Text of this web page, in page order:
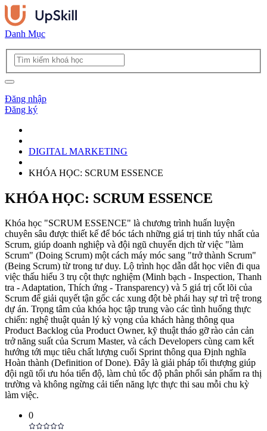
Danh Mục
Đăng nhập
Đăng ký
DIGITAL MARKETING
KHÓA HỌC: SCRUM ESSENCE
KHÓA HỌC: SCRUM ESSENCE
Khóa học "SCRUM ESSENCE" là chương trình huấn luyện
chuyên sâu được thiết kế để bóc tách những giá trị tinh túy nhất của
Scrum, giúp doanh nghiệp và đội ngũ chuyển dịch từ việc "làm
Scrum" (Doing Scrum) một cách máy móc sang "trở thành Scrum"
(Being Scrum) từ trong tư duy. Lộ trình học dẫn dắt học viên đi qua
việc thấu hiểu 3 trụ cột thực nghiệm (Minh bạch - Inspection, Thanh
tra - Adaptation, Thích ứng - Transparency) và 5 giá trị cốt lõi của
Scrum để giải quyết tận gốc các xung đột bè phái hay sự trì trệ trong
dự án. Trọng tâm của khóa học tập trung vào các tình huống thực
chiến: nghệ thuật quản lý kỳ vọng của khách hàng thông qua
Product Backlog của Product Owner, kỹ thuật tháo gỡ rào cản cản
trở năng suất của Scrum Master, và cách Developers cùng cam kết
hướng tới mục tiêu chất lượng cuối Sprint thông qua Định nghĩa
Hoàn thành (Definition of Done). Đây là giải pháp tối thượng giúp
đội ngũ tối ưu hóa tiến độ, làm chủ tốc độ phân phối sản phẩm ra thị
trường và không ngừng cải tiến năng lực thực thi sau mỗi chu kỳ
làm việc.
0